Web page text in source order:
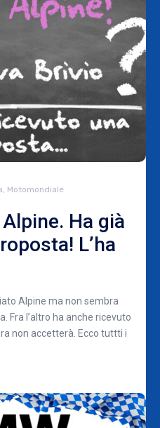
Motomondiale
Ha già
L’ha
Alpine ma non sembra
Fra l’altro ha anche ricevuto
non accetterà. Ecco tuttti i